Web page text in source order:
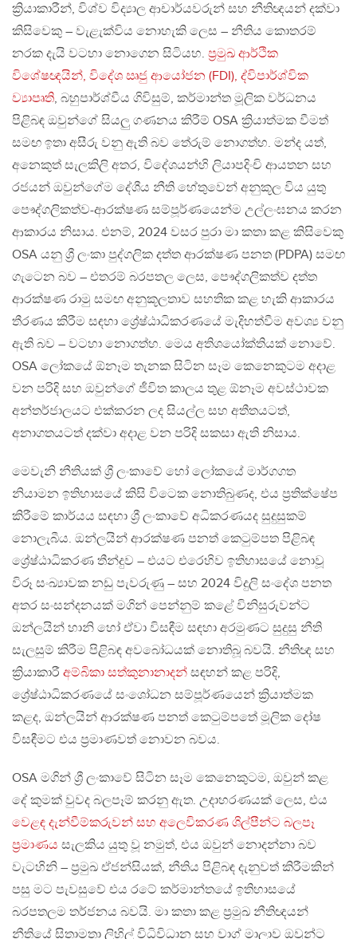
ක්‍රියාකාරීන්, විශ්ව විද්‍යාල ආචාර්යවරුන් සහ නීතිඥයන් දක්වා
කිසිවෙකු – වැළැක්විය නොහැකි ලෙස – නීතිය කොතරම්
නරක දැයි වටහා නොගෙන සිටියහ. ප්‍රමුඛ ආර්ථික
විශේෂඥයින්, විදේශ ඍජු ආයෝජන (FDI), ද්විපාර්ශ්වික
ව්‍යාපෘති, බහුපාර්ශ්වීය ගිවිසුම්, කර්මාන්ත මූලික වර්ධනය
පිළිබඳ ඔවුන්ගේ සියලු ගණනය කිරීම් OSA ක්‍රියාත්මක වීමත්
සමඟ ඉතා අසීරු වනු ඇති බව තේරුම් නොගත්හ. මන්ද යත්,
අනෙකුත් සැලකිලි අතර, විදේශයන්හි ලියාපදිංචි ආයතන සහ
රජයන් ඔවුන්ගේම දේශීය නීති හේතුවෙන් අනුකූල විය යුතු
පෞද්ගලිකත්ව-ආරක්ෂණ සම්පූර්ණයෙන්ම උල්ලංඝනය කරන
ආකාරය නිසාය. එනම්, 2024 වසර පුරා මා කතා කළ කිසිවෙකු
OSA යනු ශ්‍රී ලංකා පුද්ගලික දත්ත ආරක්ෂණ පනත (PDPA) සමඟ
ගැටෙන බව – එතරම් බරපතල ලෙස, පෞද්ගලිකත්ව දත්ත
ආරක්ෂණ රාමු සමඟ අනුකූලතාව සහතික කළ හැකි ආකාරය
තීරණය කිරීම සඳහා ශ්‍රේෂ්ඨාධිකරණයේ මැදිහත්වීම අවශ්‍ය වනු
ඇති බව – වටහා නොගත්හ. මෙය අතිශයෝක්තියක් නොවේ.
OSA ලෝකයේ ඕනෑම තැනක සිටින සෑම කෙනෙකුටම අදාළ
වන පරිදි සහ ඔවුන්ගේ ජීවිත කාලය තුළ ඕනෑම අවස්ථාවක
අන්තර්ජාලයට එක්කරන ලද සියල්ල සහ අතීතයටත්,
අනාගතයටත් දක්වා අදාළ වන පරිදි සකසා ඇති නිසාය.
මෙවැනි නීතියක් ශ්‍රී ලංකාවේ හෝ ලෝකයේ මාර්ගගත
නියාමන ඉතිහාසයේ කිසි විටෙක නොතිබුණද, එය ප්‍රතික්ෂේප
කිරීමේ කාර්යය සඳහා ශ්‍රී ලංකාවේ අධිකරණයද සුදුසුකම්
නොලැබීය. ඔන්ලයින් ආරක්ෂණ පනත් කෙටුම්පත පිළිබඳ
ශ්‍රේෂ්ඨාධිකරණ තීන්දුව – එයට එරෙහිව ඉතිහාසයේ නොවූ
විරූ සංඛ්‍යාවක නඩු පැවරුණු – සහ 2024 විදුලි සංදේශ පනත
අතර සංසන්දනයක් මගින් පෙන්නුම් කළේ විනිසුරුවන්ට
ඔන්ලයින් හානි හෝ ඒවා විසඳීම සඳහා අරමුණට සුදුසු නීති
සැලසුම් කිරීම පිළිබඳ අවබෝධයක් නොතිබූ බවයි. නීතිඥ සහ
ක්‍රියාකාරී අම්බිකා සත්කුනානාදන් සඳහන් කළ පරිදි,
ශ්‍රේෂ්ඨාධිකරණයේ සංශෝධන සම්පූර්ණයෙන් ක්‍රියාත්මක
කළද, ඔන්ලයින් ආරක්ෂණ පනත් කෙටුම්පතේ මූලික දෝෂ
විසඳීමට එය ප්‍රමාණවත් නොවන බවය.
OSA මගින් ශ්‍රී ලංකාවේ සිටින සෑම කෙනෙකුටම, ඔවුන් කළ
දේ කුමක් වුවද බලපෑම් කරනු ඇත. උදාහරණයක් ලෙස, එය
වෙළඳ දැන්වීම්කරුවන් සහ අලෙවිකරණ ශිල්පීන්ට බලපෑ
ප්‍රමාණය සැලකිය යුතු වූ නමුත්, එය ඔවුන් නොදන්නා බව
වැටහිනි – ප්‍රමුඛ ඒජන්සියක්, නීතිය පිළිබඳ දැනුවත් කිරීමකින්
පසු මට පැවසුවේ එය රටේ කර්මාන්තයේ ඉතිහාසයේ
බරපතලම තර්ජනය බවයි. මා කතා කළ ප්‍රමුඛ නීතිඥයන්
නීතියේ සිතාමතා ලිහිල් විධිවිධාන සහ වාග් මාලාව ඔවුන්ට